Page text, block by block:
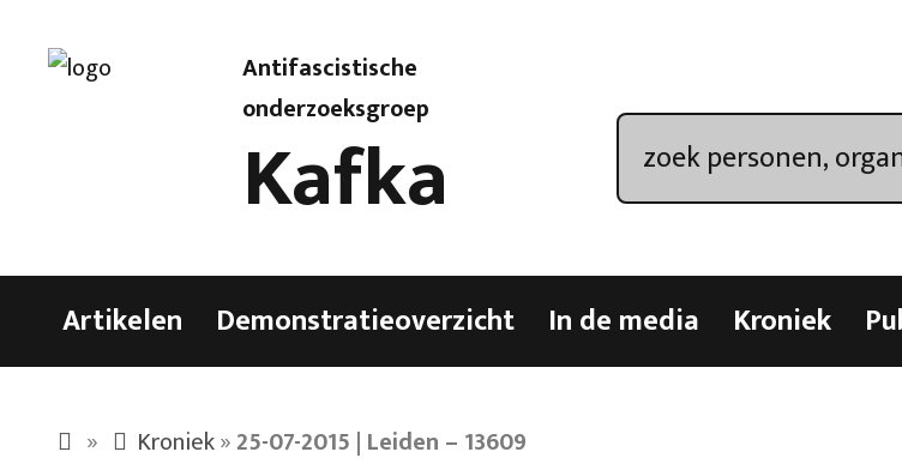
Antifascistische
onderzoeksgroep
Kafka
Artikelen Demonstratieoverzicht In de media Kroniek
» Kroniek»25-07-2015 | Leiden – 13609